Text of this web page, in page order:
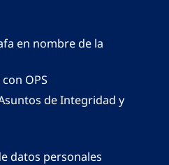
en nombre de la
OPS
de Integridad y
datos personales